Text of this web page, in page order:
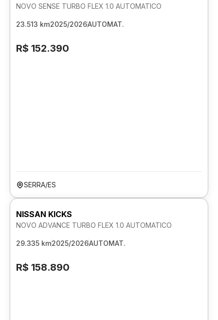
NOVO SENSE TURBO FLEX 1.0 AUTOMATICO
23.513 km2025/2026AUTOMAT.
R$ 152.390
SERRA/ES
NISSAN KICKS
NOVO ADVANCE TURBO FLEX 1.0 AUTOMATICO
29.335 km2025/2026AUTOMAT.
R$ 158.890